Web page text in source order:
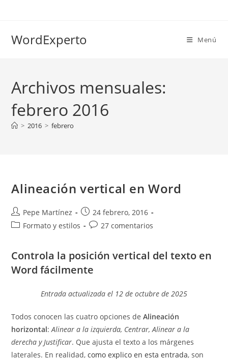
WordExperto Menú
Archivos mensuales:
febrero 2016
> 2016 > febrero
Alineación vertical en Word
Autor
de
Pepe Martínez
Publicación
de
24 febrero, 2016
Categoría
entrada:
Formato y estilos
Comentarios
entrada:
27 comentarios
Controla la posición vertical del texto en
Word fácilmente
Entrada actualizada el 12 de octubre de 2025
Todos conocen las cuatro opciones deAlineación
horizontal:Alinear a la izquierda, Centrar, Alinear a la
derecha y Justificar. Que ajusta el texto a los márgenes
laterales. En realidad,como explico en esta entrada, son